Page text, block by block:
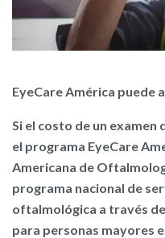
EyeCare América puede
Si el costo de un examen
el programa EyeCare
Americana de
programa nacional de
oftalmológica a través
para personas mayores